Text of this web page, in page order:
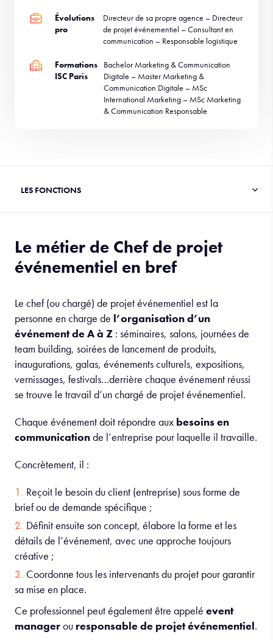
Évolutions
pro
Directeur de sa propre agence – Directeur
de projet événementiel – Consultant en
communication – Responsable logistique
Formations
ISC Paris
Bachelor Marketing & Communication
Digitale – Master Marketing &
Communication Digitale – MSc
International Marketing – MSc Marketing
& Communication Responsable
Le métier de Chef de projet
événementiel en bref
Le chef (ou chargé) de projet événementiel est la
personne en charge de l’organisation d’un
événement de A à Z : séminaires, salons, journées de
team building, soirées de lancement de produits,
inaugurations, galas, événements culturels, expositions,
vernissages, festivals…derrière chaque événement réussi
se trouve le travail d’un chargé de projet événementiel.
Chaque événement doit répondre aux besoins en
communicationde l’entreprise pour laquelle il travaille.
Concrètement, il :
Reçoit le besoin du client (entreprise) sous forme de
brief ou de demande spécifique ;
Définit ensuite son concept, élabore la forme et les
détails de l’événement, avec une approche toujours
créative ;
Coordonne tous les intervenants du projet pour garantir
sa mise en place.
Ce professionnel peut également être appelé event
managerou responsable de projet événementiel.